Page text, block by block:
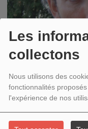
Les
collectons
Nous utilisons des
fonctionnalités
l'expérience de nos
vient nous parler de
La jonction